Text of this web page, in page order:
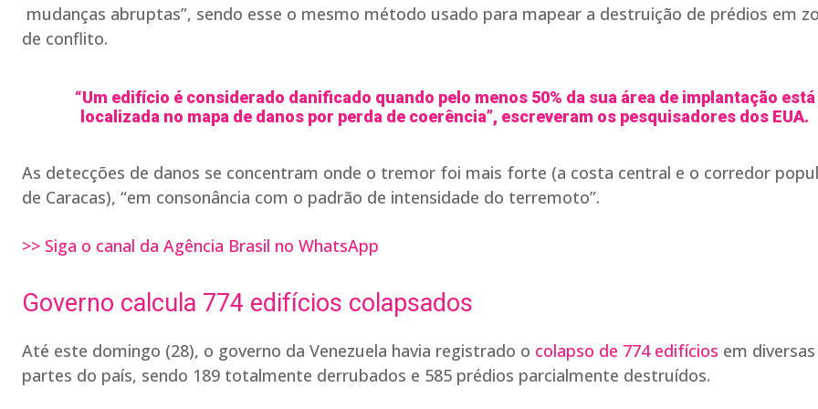
mudanças abruptas”, sendo esse o mesmo método usado para mapear a destruição de prédios em
de conflito.
“Um edifício é considerado danificado quando pelo menos 50% da sua área de implantação está
localizada no mapa de danos por perda de coerência”, escreveram os pesquisadores dos EUA.
As detecções de danos se concentram onde o tremor foi mais forte (a costa central e o corredor
de Caracas), “em consonância com o padrão de intensidade do terremoto”.
>> Siga o canal da Agência Brasil no WhatsApp
Governo calcula 774 edifícios colapsados
Até este domingo (28), o governo da Venezuela havia registrado o colapso de 774 edifícios em diversas
partes do país, sendo 189 totalmente derrubados e 585 prédios parcialmente destruídos.